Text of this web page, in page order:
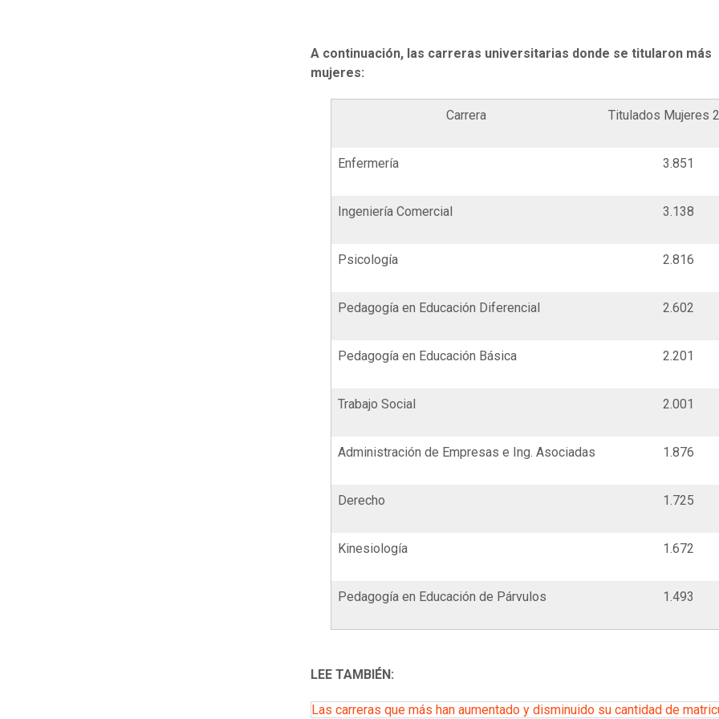
A continuación, las carreras universitarias donde se titularon más
mujeres:
Carrera Titulados Mujeres
Enfermería 3.851
Ingeniería Comercial 3.138
Psicología 2.816
Pedagogía en Educación Diferencial 2.602
Pedagogía en Educación Básica 2.201
Trabajo Social 2.001
Administración de Empresas e Ing. Asociadas 1.876
Derecho 1.725
Kinesiología 1.672
Pedagogía en Educación de Párvulos 1.493
LEE TAMBIÉN:
Las carreras que más han aumentado y disminuido su cantidad de